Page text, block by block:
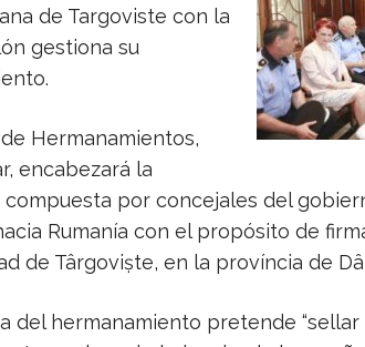
de Targoviste con la
gestiona su
Hermanamientos,
encabezará la
por concejales del
Rumanía con el propósito de
de Târgoviṣte, en la província de
del hermanamiento pretende